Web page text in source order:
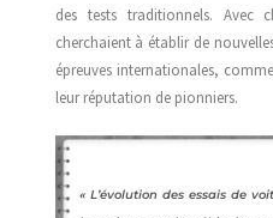
des tests traditionnels. Avec
cherchaient à établir de
épreuves internationales,
leur réputation de pionniers.
« L’évolution des essais de